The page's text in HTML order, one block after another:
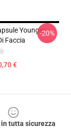
Younger
Faccia
€
-20%
tutta sicurezza